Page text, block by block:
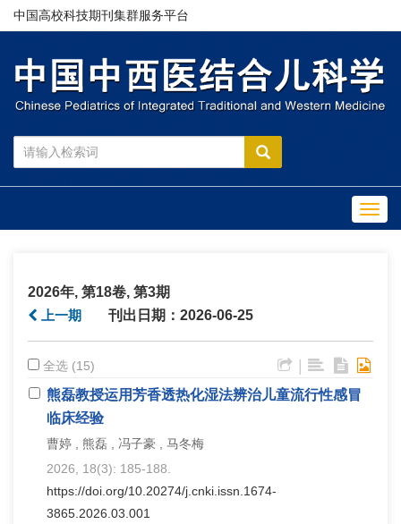
中国高校科技期刊集群服务平台
2026年, 第18卷, 第3期
刊出日期：2026-06-25
上一期
全选 (15)
熊磊教授运用芳香透热化湿法辨治儿童流行性感冒
临床经验
曹婷 , 熊磊 , 冯子豪 , 马冬梅
2026, 18(3): 185-188.
https://doi.org/10.20274/j.cnki.issn.1674-
3865.2026.03.001